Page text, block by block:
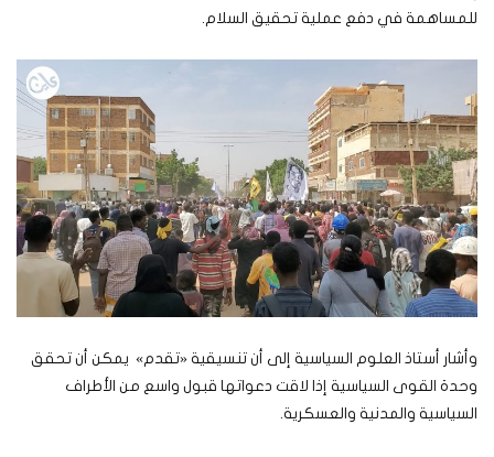
للمساهمة في دفع عملية تحقيق السلام.
وأشار أستاذ العلوم السياسية إلى أن تنسيقية «تقدم» يمكن أن تحقق
وحدة القوى السياسية إذا لاقت دعواتها قبول واسع من الأطراف
السياسية والمدنية والعسكرية.